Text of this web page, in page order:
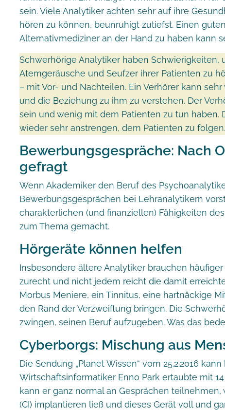
sein. Viele Analytiker achten sehr auf ihre
hören zu können, beunruhigt zutiefst. Einen
Alternativmediziner an der Hand zu haben kann
Schwerhörige Analytiker haben
Atemgeräusche und Seufzer ihrer Patienten zu
– mit Vor- und Nachteilen. Ein Verhörer kann
und die Beziehung zu ihm zu verstehen. Der
sein und wenig mit dem Patienten zu tun
wieder sehr anstrengen, dem Patienten zu folgen.
Bewerbungsgespräche: Nach
gefragt
Wenn Akademiker den Beruf des
Bewerbungsgesprächen bei Lehranalytikern
charakterlichen (und finanziellen) Fähigkeiten
zum Thema gemacht.
Hörgeräte können helfen
Insbesondere ältere Analytiker brauchen
zurecht und nicht jedem reicht die damit
Morbus Meniere, ein Tinnitus, eine hartnäckige
den Rand der Verzweiflung bringen. Die
zwingen, seinen Beruf aufzugeben. Was das
Cyberborgs: Mischung aus
Die Sendung „Planet Wissen“ vom 25.2.2016
Wirtschaftsinformatiker Enno Park ertaubte mit
kann er ganz normal an Gesprächen
(CI) implantieren ließ und dieses Gerät voll und